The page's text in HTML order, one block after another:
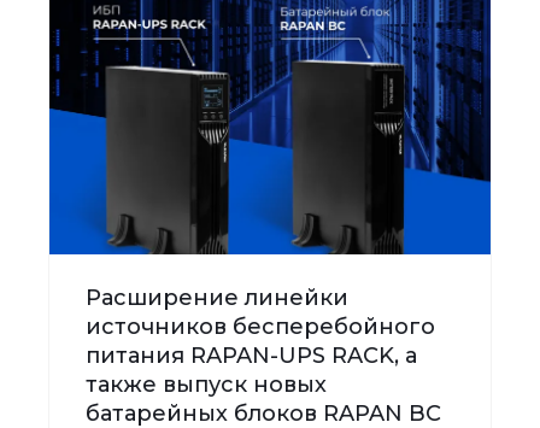
Расширение линейки
источников бесперебойного
питания RAPAN-UPS RACK, а
также выпуск новых
батарейных блоков RAPAN BC